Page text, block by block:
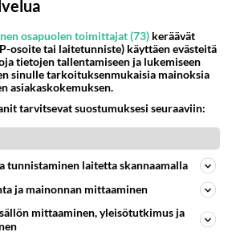
ja lue päivän horoskooppi!
osapuolen toimittajat (73) keräävät
osoite tai laitetunniste) käyttäen evästeitä
tietojen tallentamiseen ja lukemiseen
sinulle tarkoituksenmukaisia mainoksia
asiakaskokemuksen.
tarvitsevat suostumuksesi seuraaviin:
tunnistaminen laitetta skannaamalla
ja mainonnan mittaaminen
mittaaminen, yleisötutkimus ja